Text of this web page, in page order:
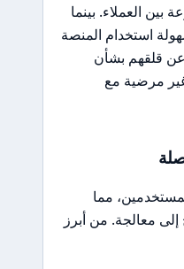
بين العملاء. بينما
استخدام المنصة
عن قلقهم بشأن
مرضية مع
مما
معالجة. من أبرز